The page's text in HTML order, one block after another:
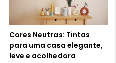
Cores Neutras: Tintas
para uma casa elegante,
leve e acolhedora